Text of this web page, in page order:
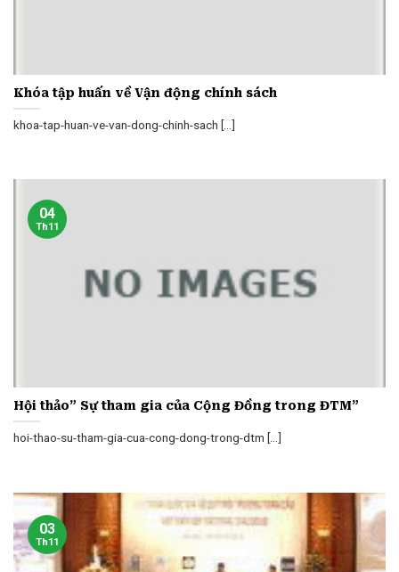
Khóa tập huấn về Vận động chính sách
khoa-tap-huan-ve-van-dong-chinh-sach [...]
Hội thảo” Sự tham gia của Cộng Đồng trong ĐTM”
hoi-thao-su-tham-gia-cua-cong-dong-trong-dtm [...]
04
Th11
03
Th11